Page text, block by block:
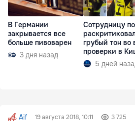
В Германии
закрывается все
больше пивоварен
3 дня назад
Сотрудницу
грубый тон во
проверки в
5 дней
Aif 19 августа 2018, 10:11 3 725